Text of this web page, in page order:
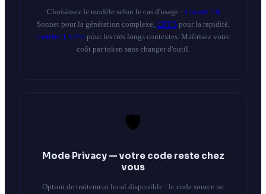
Choisissez le modèle selon le cas d'usage : Claude 4.6
Sonnet pour la génération complexe, GPT-5 pour la rapidité,
Gemini 1.5 Pro pour les très longs contextes. Maîtrisez votre
coût par token sans changer d'outil.
🛡️
Mode Privacy — votre code reste chez
vous
Option de traitement local disponible : le code source ne